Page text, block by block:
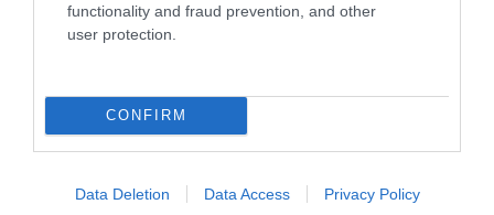
functionality and fraud prevention, and other
user protection.
CONFIRM
Data Deletion Data Access Privacy Policy
Πώς θα αποκτήσεις λαμπερό και ενυδατωμένο δέρμα
Ασημένιο μετάλλιο η Ρούσσου στα 800 μ. στο
Ν. Γρηγοράκου: Ένας «πολιτισμένος» κυβερνητικός
διάλογος